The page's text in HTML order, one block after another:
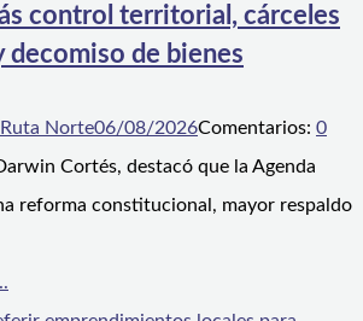
control territorial, cárceles
decomiso de bienes
Ruta Norte06/08/2026Comentarios: 0
Cortés, destacó que la Agenda
reforma constitucional, mayor respaldo